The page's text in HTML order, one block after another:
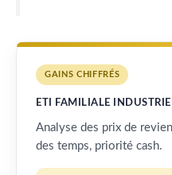
GAINS CHIFFRÉS
ETI FAMILIALE
Analyse des prix de
des temps, priorité cash.